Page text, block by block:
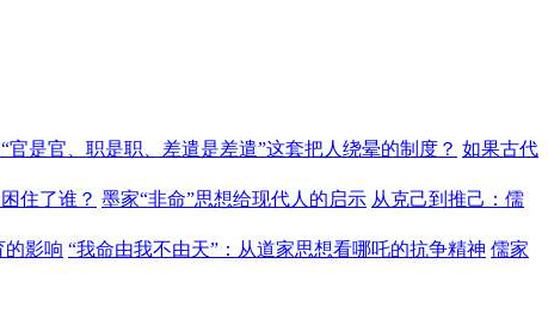
官是官、职是职、差遣是差遣”这套把人绕晕的制度？ 如果古代
住了谁？ 墨家“非命”思想给现代人的启示 从克己到推己：儒
的影响 “我命由我不由天”：从道家思想看哪吒的抗争精神 儒家